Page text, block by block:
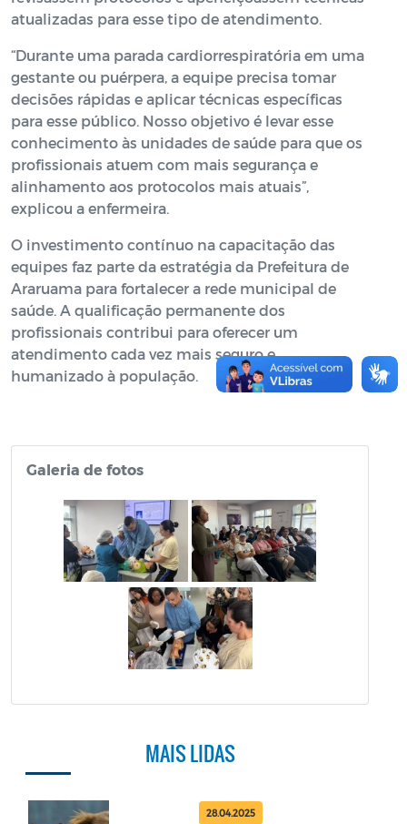
atualizadas para esse tipo de atendimento.
“Durante uma parada cardiorrespiratória em uma
gestante ou puérpera, a equipe precisa tomar
decisões rápidas e aplicar técnicas específicas
para esse público. Nosso objetivo é levar esse
conhecimento às unidades de saúde para que os
profissionais atuem com mais segurança e
alinhamento aos protocolos mais atuais”,
explicou a enfermeira.
O investimento contínuo na capacitação das
equipes faz parte da estratégia da Prefeitura de
Araruama para fortalecer a rede municipal de
saúde. A qualificação permanente dos
profissionais contribui para oferecer um
atendimento cada vez mais seguro e
humanizado à população.
Galeria de fotos
MAIS LIDAS
28.04.2025